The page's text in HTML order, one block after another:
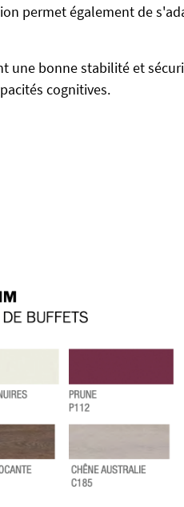
permet également de
une bonne stabilité et
cognitives.